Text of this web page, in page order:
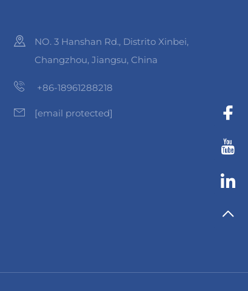
NO. 3 Hanshan Rd., Distrito Xinbei,
Changzhou, Jiangsu, China
+86-18961288218
[email protected]